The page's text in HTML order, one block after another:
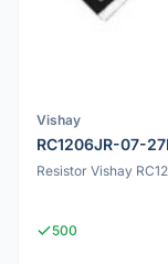
Vishay
RC1206JR-07-
Resistor Vishay
500